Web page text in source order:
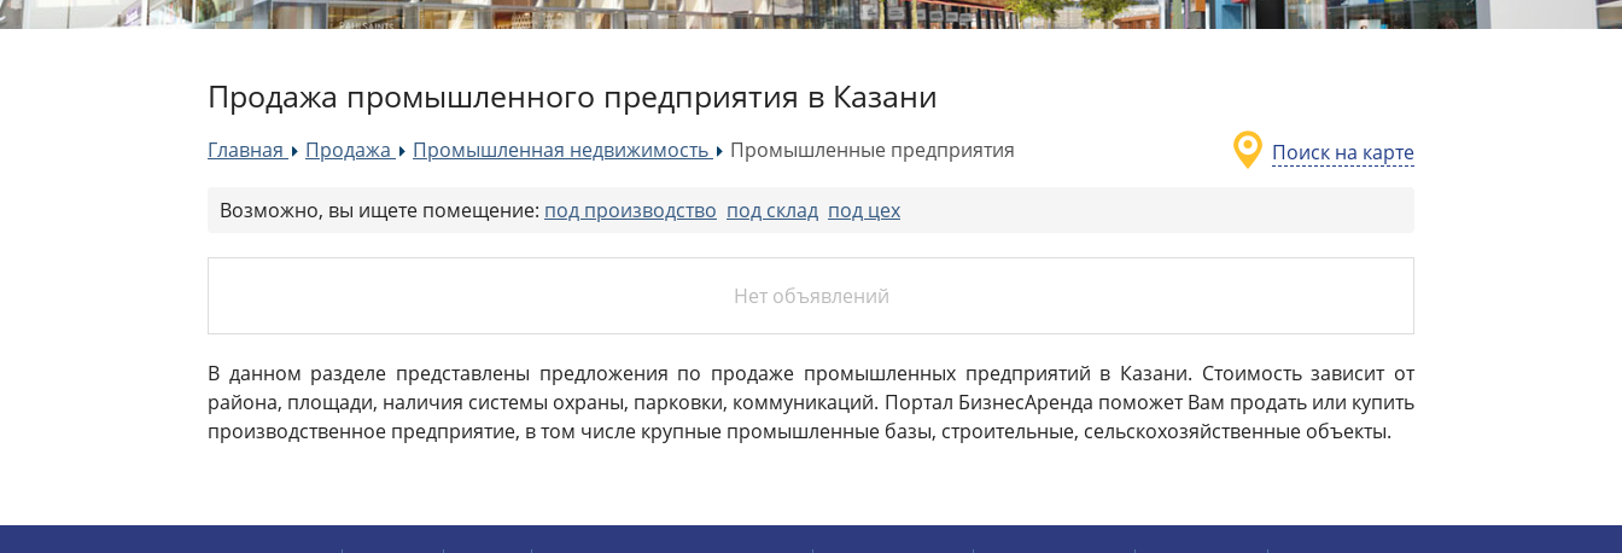
Продажа промышленного предприятия в Казани
Поиск на карте
Главная »Продажа »Промышленная недвижимость »Промышленные предприятия
Возможно, вы ищете помещение: под производство под склад под цех
Нет объявлений
В данном разделе представлены предложения по продаже промышленных предприятий в Казани. Стоимость зависит от
района, площади, наличия системы охраны, парковки, коммуникаций. Портал БизнесАренда поможет Вам продать или купить
производственное предприятие, в том числе крупные промышленные базы, строительные, сельскохозяйственные объекты.